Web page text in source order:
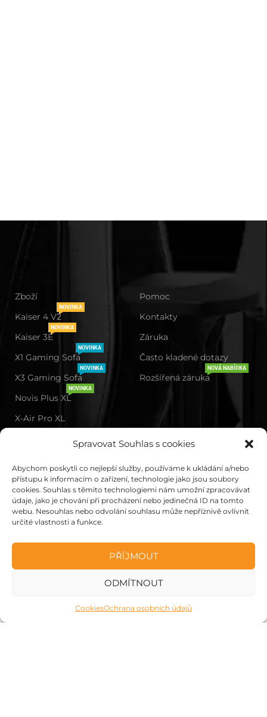
Spravovat Souhlas s cookies
Abychom poskytli co nejlepší služby, používáme k ukládání a/nebo
přístupu k informacím o zařízení, technologie jako jsou soubory
cookies. Souhlas s těmito technologiemi nám umožní zpracovávat
údaje, jako je chování při procházení nebo jedinečná ID na tomto
webu. Nesouhlas nebo odvolání souhlasu může nepříznivě ovlivnit
určité vlastnosti a funkce.
PŘÍJMOUT
ODMÍTNOUT
CookiesOchrana osobních údajů
Zboží
Kaiser 4 V2
NOVINKA
Kaiser 3E
NOVINKA
X1 Gaming Sofa
NOVINKA
X3 Gaming Sofa
NOVINKA
Novis Plus XL
NOVINKA
X-Air Pro XL
Phantom 3 Pro L
Doplňky
Pomoc
Kontakty
Záruka
Často kladené dotazy
Rozšířená záruka
NOVÁ NABÍDKA
Kde nás najdete?
Doprava a platba
Výměna a vrácení zboží
Ochrana osobních údajů
Je to žádoucí Košík